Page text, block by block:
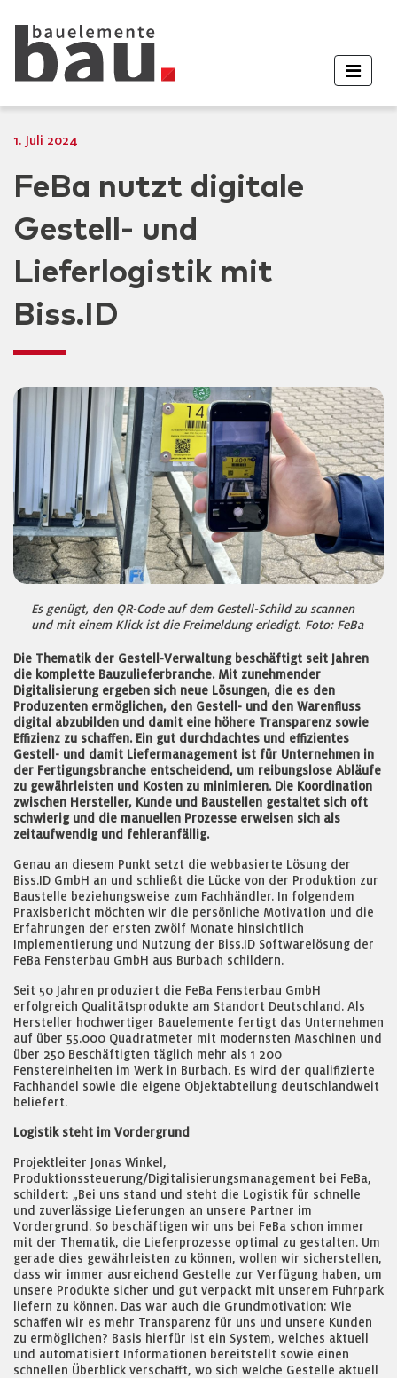
1. Juli 2024
FeBa nutzt digitale
Gestell- und
Lieferlogistik mit
Biss.ID
Es genügt, den QR-Code auf dem Gestell-Schild zu scannen
und mit einem Klick ist die Freimeldung erledigt. Foto: FeBa
Die Thematik der Gestell-Verwaltung beschäftigt seit Jahren
die komplette Bauzulieferbranche. Mit zunehmender
Digitalisierung ergeben sich neue Lösungen, die es den
Produzenten ermöglichen, den Gestell- und den Warenfluss
digital abzubilden und damit eine höhere Transparenz sowie
Effizienz zu schaffen. Ein gut durchdachtes und effizientes
Gestell- und damit Liefermanagement ist für Unternehmen in
der Fertigungsbranche entscheidend, um reibungslose Abläufe
zu gewährleisten und Kosten zu minimieren. Die Koordination
zwischen Hersteller, Kunde und Baustellen gestaltet sich oft
schwierig und die manuellen Prozesse erweisen sich als
zeitaufwendig und fehleranfällig.
Genau an diesem Punkt setzt die webbasierte Lösung der
Biss.ID GmbH an und schließt die Lücke von der Produktion zur
Baustelle beziehungsweise zum Fachhändler. In folgendem
Praxisbericht möchten wir die persönliche Motivation und die
Erfahrungen der ersten zwölf Monate hinsichtlich
Implementierung und Nutzung der Biss.ID Softwarelösung der
FeBa Fensterbau GmbH aus Burbach schildern.
Seit 50 Jahren produziert die FeBa Fensterbau GmbH
erfolgreich Qualitätsprodukte am Standort Deutschland. Als
Hersteller hochwertiger Bauelemente fertigt das Unternehmen
auf über 55.000 Quadratmeter mit modernsten Maschinen und
über 250 Beschäftigten täglich mehr als 1 200
Fenstereinheiten im Werk in Burbach. Es wird der qualifizierte
Fachhandel sowie die eigene Objektabteilung deutschlandweit
beliefert.
Logistik steht im Vordergrund
Projektleiter Jonas Winkel,
Produktionssteuerung/Digitalisierungsmanagement bei FeBa,
schildert: „Bei uns stand und steht die Logistik für schnelle
und zuverlässige Lieferungen an unsere Partner im
Vordergrund. So beschäftigen wir uns bei FeBa schon immer
mit der Thematik, die Lieferprozesse optimal zu gestalten. Um
gerade dies gewährleisten zu können, wollen wir sicherstellen,
dass wir immer ausreichend Gestelle zur Verfügung haben, um
unsere Produkte sicher und gut verpackt mit unserem Fuhrpark
liefern zu können. Das war auch die Grundmotivation: Wie
schaffen wir es mehr Transparenz für uns und unsere Kunden
zu ermöglichen? Basis hierfür ist ein System, welches aktuell
und automatisiert Informationen bereitstellt sowie einen
schnellen Überblick verschafft, wo sich welche Gestelle aktuell